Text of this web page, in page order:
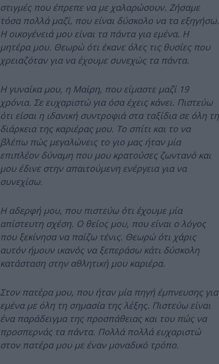
στιγμές που έπρεπε να με χαλαρώσουν. Ζήσαμε
τόσα πολλά μαζί, που είναι δύσκολο να τα εξηγήσω.
Η οικογένειά μου είναι τα πάντα για εμένα. Η
μητέρα μου. Θεωρώ ότι έκανε όλες τις θυσίες που
χρειαζόταν για να έχουμε συνεχώς τα πάντα.
Η γυναίκα μου, η Μαίρη, που είμαστε μαζί 19
χρόνια. Σε ευχαριστώ για όσα έχεις κάνει. Πιστεύω
ότι είσαι η ιδανική συντροφιά στα ταξίδια σε όλη τη
διάρκεια της καριέρας μου. Το σπίτι και το να
βλέπω πώς μεγαλώνεις το γιο μας ήταν μία
επιπλέον δύναμη που μου κρατούσες ζωντανό και
μου έδινε στην απαιτούμενη ενέργεια για να
συνεχίσω.
Η αδερφή μου, που πιστεύω ότι έχουμε μία
απίστευτη σχέση. Ο θείος μου, που είναι ο λόγος
που ξεκίνησα να παίζω τένις. Θεωρώ ότι χάρις
αυτόν ήμουν ικανός να ξεπεράσω κάτι δύσκολη
κατάσταση στην αθλητική μου καριέρα.
Στον πατέρα μου, που ήταν μία πηγή έμπνευσης για
εμένα με όλη τη σημασία της λέξης. Πιστεύω είναι
ένα παράδειγμα της προσπάθειας και του πώς να
προσπερνάς τα πάντα. Πολλά πολλά ευχαριστώ
στον πατέρα μου με έναν μοναδικό τρόπο.